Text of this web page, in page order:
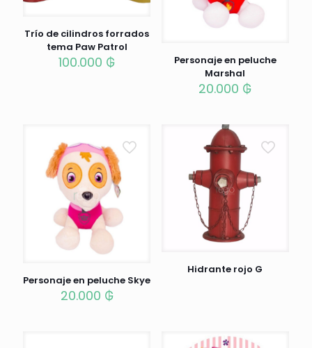
Trío de cilindros forrados
tema Paw Patrol
100.000 ₲
Personaje en peluche
Marshal
20.000 ₲
Personaje en peluche Skye
20.000 ₲
Hidrante rojo G